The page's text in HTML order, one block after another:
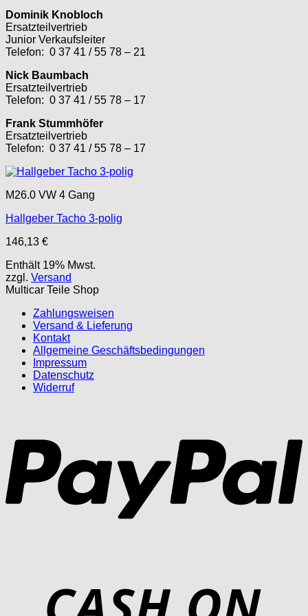
Dominik Knobloch
Ersatzteilvertrieb
Junior Verkaufsleiter
Telefon: 0 37 41 / 55 78 – 21
Nick Baumbach
Ersatzteilvertrieb
Telefon: 0 37 41 / 55 78 – 17
Frank Stummhöfer
Ersatzteilvertrieb
Telefon: 0 37 41 / 55 78 – 17
M26.0 VW 4 Gang
Hallgeber Tacho 3-polig
146,13 €
Enthält 19% Mwst.
zzgl. Versand
Multicar Teile Shop
Zahlungsweisen
Versand & Lieferung
Kontakt
Allgemeine Geschäftsbedingungen
Impressum
Datenschutz
Widerruf